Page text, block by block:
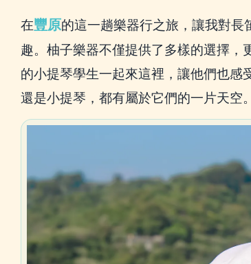
在豐原的這一趟樂器行之旅，讓我對
趣。柚子樂器不僅提供了多樣的選擇
的小提琴學生一起來這裡，讓他們也感
還是小提琴，都有屬於它們的一片天空。